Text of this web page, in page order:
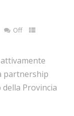
Off
partnership
Provincia